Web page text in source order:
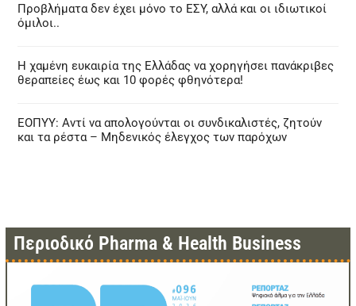
Προβλήματα δεν έχει μόνο το ΕΣΥ, αλλά και οι ιδιωτικοί
όμιλοι..
Η χαμένη ευκαιρία της Ελλάδας να χορηγήσει πανάκριβες
θεραπείες έως και 10 φορές φθηνότερα!
ΕΟΠΥΥ: Αντί να απολογούνται οι συνδικαλιστές, ζητούν
και τα ρέστα – Μηδενικός έλεγχος των παρόχων
Περιοδικό Pharma & Health Business